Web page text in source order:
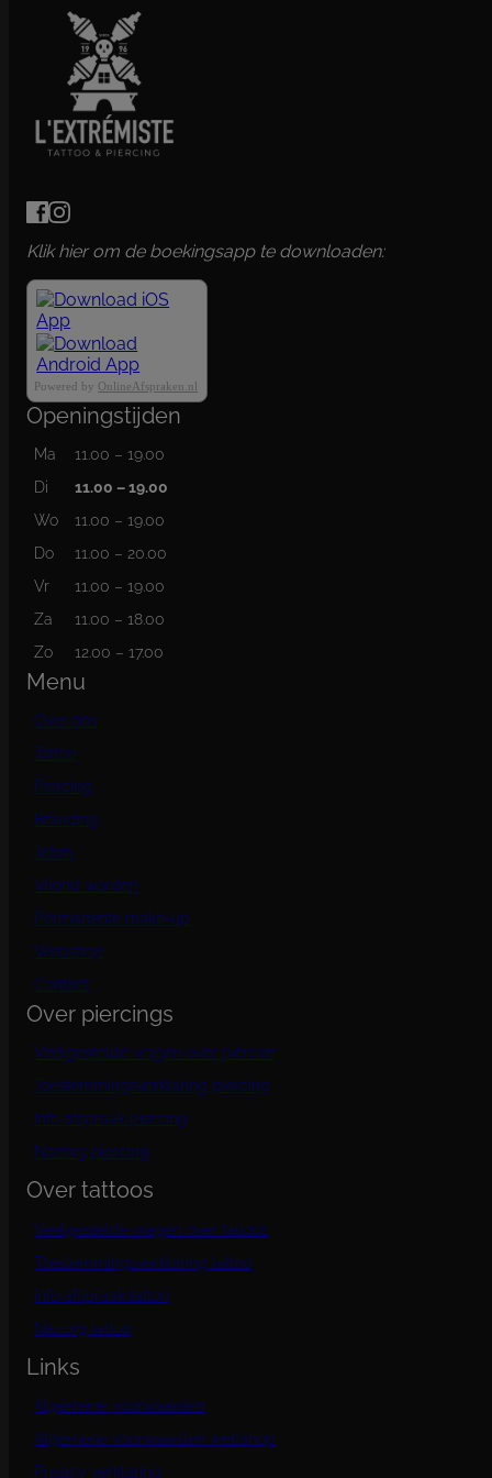
Klik hier om de boekingsapp te downloaden:
Powered by OnlineAfspraken.nl
Openingstijden
Ma
11.00 – 19.00
Di
11.00 – 19.00
Wo
11.00 – 19.00
Do
11.00 – 20.00
Vr
11.00 – 19.00
Za
11.00 – 18.00
Zo
12.00 – 17.00
Menu
Over ons
Tattoo
Piercing
Branding
Team
Vriend worden
Permanente make-up
Webshop
Contact
Over piercings
Veelgestelde vragen over piercen
Toestemmingsverklaring piercing
Info afspraak piercing
Nazorg piercing
Over tattoos
Veelgestelde vragen over tattoos
Toestemmingsverklaring tattoo
Info afspraak tattoo
Nazorg tattoo
Links
Algemene voorwaarden
Algemene voorwaarden webshop
Privacy verklaring